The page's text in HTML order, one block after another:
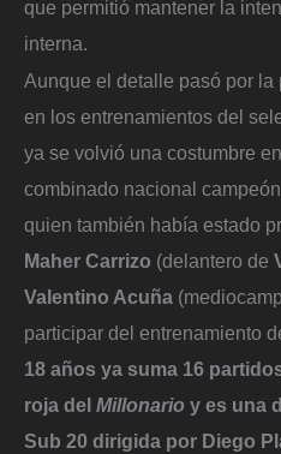
que permitió mantener la
interna.
Aunque el detalle pasó por
en los entrenamientos del
ya se volvió una costumbre
combinado nacional
quien también había estado
Maher Carrizo (delantero de
Valentino Acuña
participar del entrenamiento
18 años ya suma 16
roja del Millonario y es una
Sub 20 dirigida por Diego